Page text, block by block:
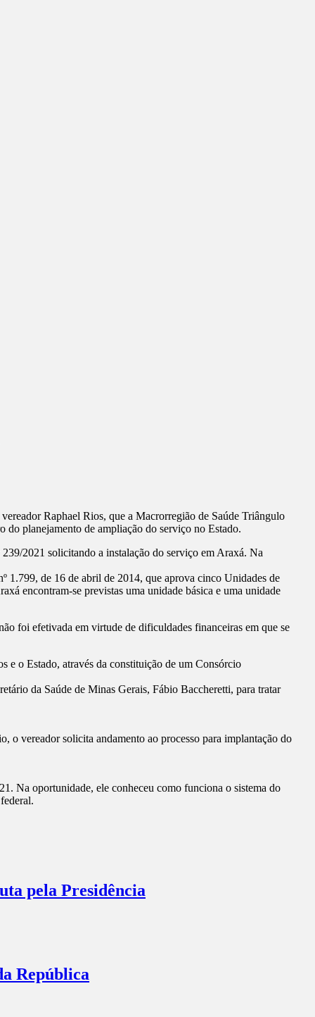
Raphael Rios, que a Macrorregião de Saúde Triângulo
do planejamento de ampliação do serviço no Estado.
2021 solicitando a instalação do serviço em Araxá. Na
1.799, de 16 de abril de 2014, que aprova cinco Unidades de
encontram-se previstas uma unidade básica e uma unidade
foi efetivada em virtude de dificuldades financeiras em que se
e o Estado, através da constituição de um Consórcio
da Saúde de Minas Gerais, Fábio Baccheretti, para tratar
o vereador solicita andamento ao processo para implantação do
Na oportunidade, ele conheceu como funciona o sistema do
pela Presidência
República